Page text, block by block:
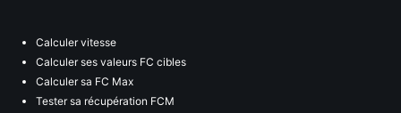
Calculer vitesse
Calculer ses valeurs FC cibles
Calculer sa FC Max
Tester sa récupération FCM